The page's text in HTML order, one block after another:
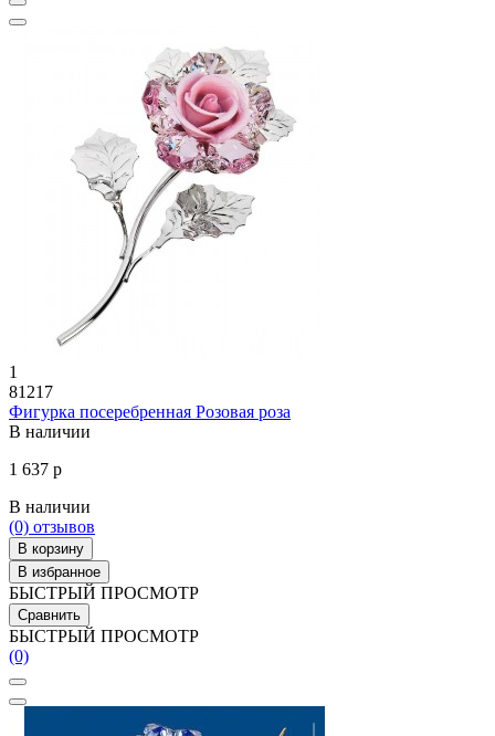
1
81217
Фигурка посеребренная Розовая роза
В наличии
1 637 р
В наличии
(0) отзывов
В корзину
В избранное
БЫСТРЫЙ ПРОСМОТР
Сравнить
БЫСТРЫЙ ПРОСМОТР
(0)